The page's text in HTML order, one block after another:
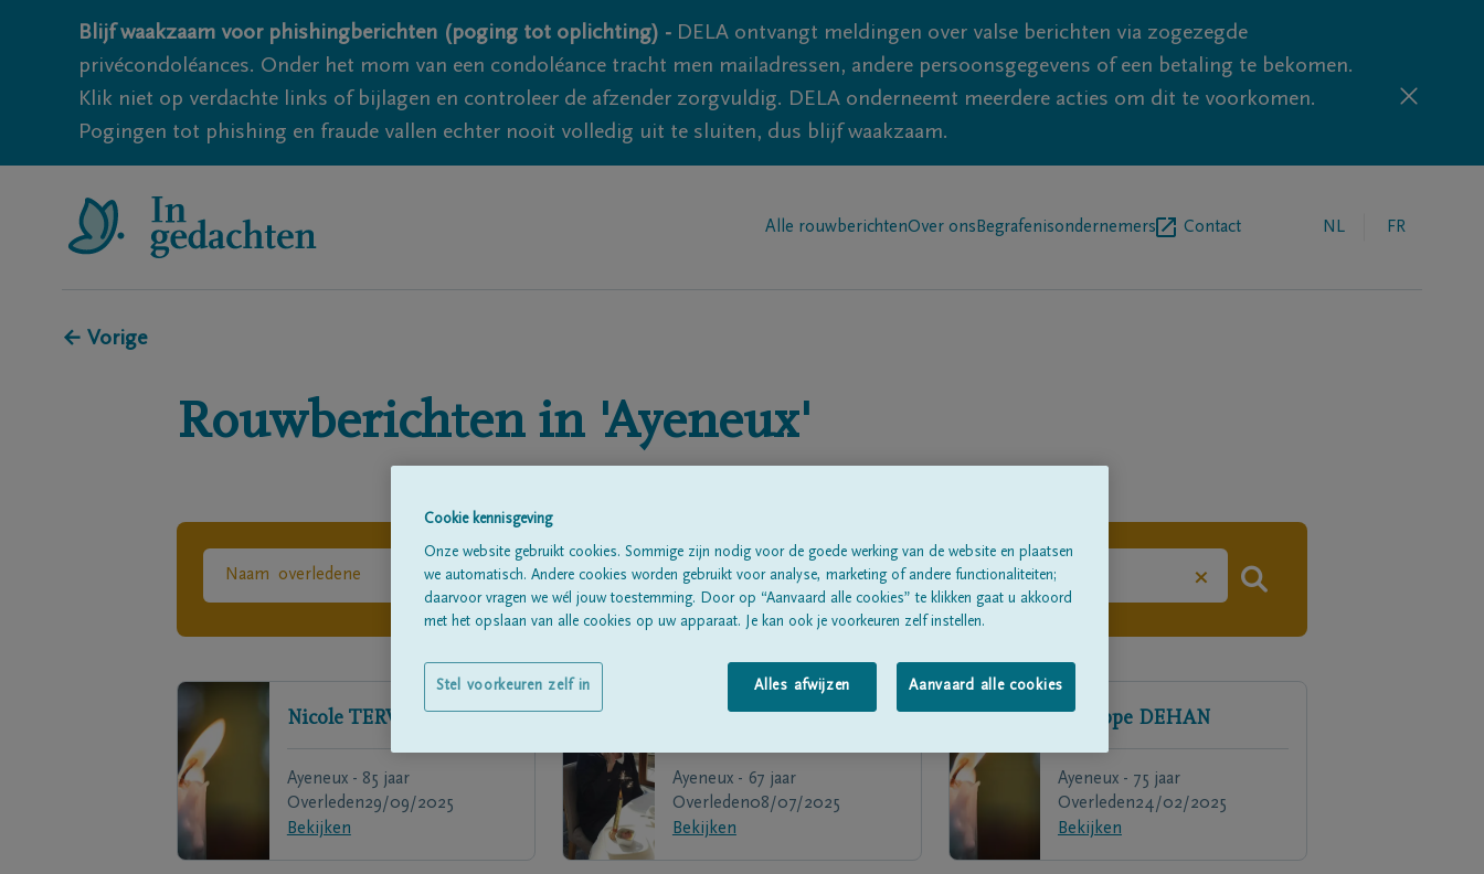
Blijf waakzaam voor phishingberichten (poging tot oplichting) - DELA ontvangt meldingen over valse berichten via zogezegde
privécondoléances. Onder het mom van een condoléance tracht men mailadressen, andere persoonsgegevens of een betaling te bekomen.
Klik niet op verdachte links of bijlagen en controleer de afzender zorgvuldig. DELA onderneemt meerdere acties om dit te voorkomen.
Pogingen tot phishing en fraude vallen echter nooit volledig uit te sluiten, dus blijf waakzaam.
Alle rouwberichtenOver ons Begrafenisondernemers Contact NL FR
← Vorige
Rouwberichten in 'Ayeneux'
×
Nicole TERWAGNE
Ayeneux - 85 jaar
Overleden29/09/2025
Bekijken
Ayeneux - 67 jaar
Overleden08/07/2025
Bekijken
Philippe DEHAN
Ayeneux - 75 jaar
Overleden24/02/2025
Bekijken
Cookie kennisgeving
Onze website gebruikt cookies. Sommige zijn nodig voor de goede werking van de website en plaatsen
we automatisch. Andere cookies worden gebruikt voor analyse, marketing of andere functionaliteiten;
daarvoor vragen we wél jouw toestemming. Door op “Aanvaard alle cookies” te klikken gaat u akkoord
met het opslaan van alle cookies op uw apparaat. Je kan ook je voorkeuren zelf instellen.
Alles afwijzen Aanvaard alle cookies
Stel voorkeuren zelf in